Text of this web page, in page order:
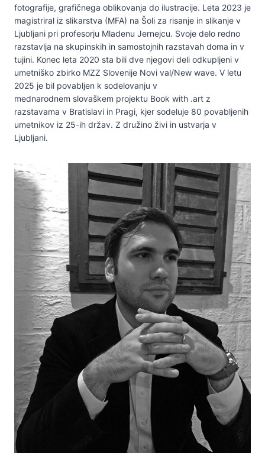
fotografije, grafičnega oblikovanja do ilustracije. Leta 2023 je
magistriral iz slikarstva (MFA) na Šoli za risanje in slikanje v
Ljubljani pri profesorju Mladenu Jernejcu. Svoje delo redno
razstavlja na skupinskih in samostojnih razstavah doma in v
tujini. Konec leta 2020 sta bili dve njegovi deli odkupljeni v
umetniško zbirko MZZ Slovenije Novi val/New wave. V letu
2025 je bil povabljen k sodelovanju v
mednarodnem slovaškem projektu Book with .art z
razstavama v Bratislavi in Pragi, kjer sodeluje 80 povabljenih
umetnikov iz 25-ih držav. Z družino živi in ustvarja v
Ljubljani.